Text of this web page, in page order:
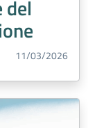
11/03/2026